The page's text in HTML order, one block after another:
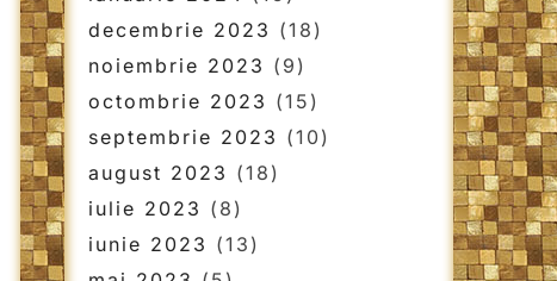
decembrie 2023 (18)
noiembrie 2023 (9)
octombrie 2023 (15)
septembrie 2023 (10)
august 2023 (18)
iulie 2023 (8)
iunie 2023 (13)